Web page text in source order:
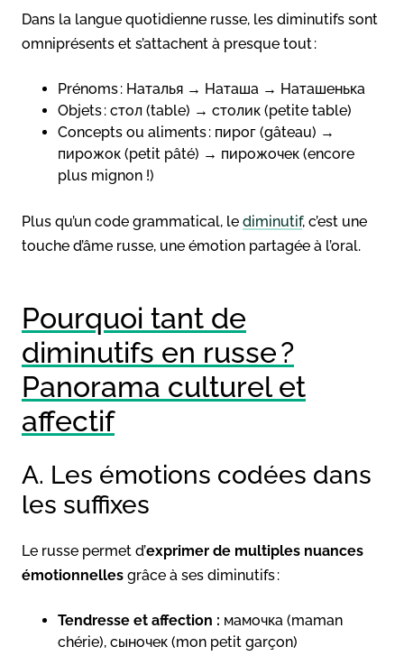
Dans la langue quotidienne russe, les diminutifs sont
omniprésents et s’attachent à presque tout :
Prénoms : Наталья → Наташа → Наташенька
Objets : стол (table) → столик (petite table)
Concepts ou aliments : пирог (gâteau) →
пирожок (petit pâté) → пирожочек (encore
plus mignon !)
Plus qu’un code grammatical, le diminutif, c’est une
touche d’âme russe, une émotion partagée à l’oral.
Pourquoi tant de
diminutifs en russe ?
Panorama culturel et
affectif
A. Les émotions codées dans
les suffixes
Le russe permet d’exprimer de multiples nuances
émotionnelles grâce à ses diminutifs :
Tendresse et affection : мамочка (maman
chérie), сыночек (mon petit garçon)